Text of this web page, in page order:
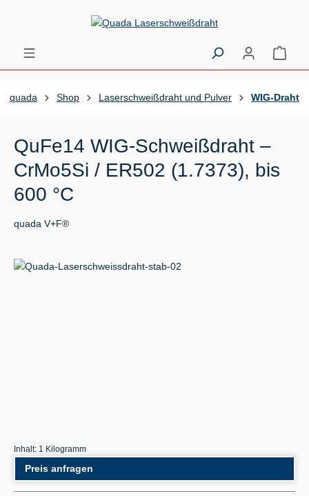
Zum Hauptinhalt springen
quada Shop Laserschweißdraht und Pulver WIG-Draht
QuFe14 WIG-Schweißdraht –
CrMo5Si / ER502 (1.7373), bis
600 °C
quada V+F®
Bildergalerie überspringen
Inhalt: 1 Kilogramm
Preis anfragen